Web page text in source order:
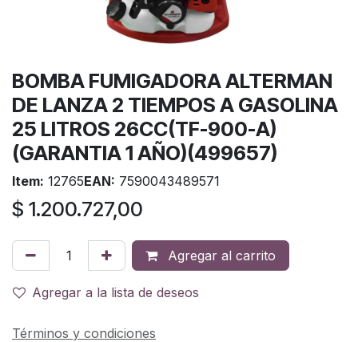
BOMBA FUMIGADORA ALTERMAN
DE LANZA 2 TIEMPOS A GASOLINA
25 LITROS 26CC(TF-900-A)
(GARANTIA 1 AÑO)(499657)
Item: 12765EAN: 7590043489571
$ 1.200.727,00
Agregar al carrito
Agregar a la lista de deseos
Términos y condiciones